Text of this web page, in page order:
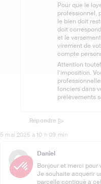
Pour que le
professionnel,
le bien doit
doit
et le
virement de
compte
Attention
l’imposition.
fonciers dans
prélèvements
Répondre
5 mai 2025 à 10 h 09 min
Daniel
Bonjour et merci pour
Je souhaite acquérir
parcelle contiguë à